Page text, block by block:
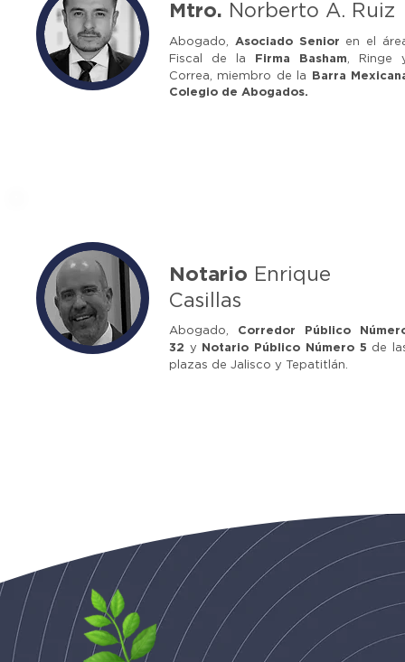
Mtro. Norberto A. Ruiz
Abogado, Asociado Senior en el
Fiscal de la
Firma Basham, Ringe
Correa, miembro de la Barra
Colegio de Abogados.
Notario Enrique
Casillas
Abogado, Corredor Público
32 y Notario Público Número 5 de
plazas de Jalisco y Tepatitlán.